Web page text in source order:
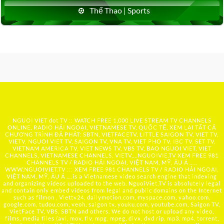
Thể Thao | Sports
NGUOI VIET dot TV :: WATCH FREE 1,000 LIVE STREAM TV CHANNELS
ONLINE, RADIO HẢI NGOẠI, VIETNAMESE TV, QUỐC TẾ, XEM LẠI TẤT CẢ
CHƯƠNG TRÌNH ĐÃ PHÁT: SBTN, VIETFACETV, LITTLE SAIGON TV, VIET TV,
VIETV, NGUOI VIET TV, SAIGON TV, VNA TV, VIET PHO TV, IBC TV, SET TV,
VIETNAM AMERICA TV, VIET NEWS TV, VBS TV, BAO NGUOI VIET, VIET
CHANNELS, VIETNAMESE CHANNELS, VIETV,... NGUOIVIE.TV XEM FREE 981
CHANNELS TV / RADIO HẢI NGOẠI, VIỆT NAM, MỸ, ÂU Á …..
WWW.NGUOIVIET.TV ::: XEM FREE 981 CHANNELS TV / RADIO HẢI NGOẠI,
VIỆT NAM, MỸ, ÂU Á ….is a Vietnamese video search engine that indexing
and organizing videos uploaded to the web. NguoiViet.TV is absolutely legal
and contain only embed videos from legal and public domains on the Internet
such as filmon , Viettv24, dailymotion.com, myspace.com, yahoo.com,
google.com, tudou.com, veoh, saigon tv, youku.com, youtube.com, Saigon TV,
VietFace TV, VBS, SBTN and others. We do not host or upload any video,
films, media files (avi, mov, flv, mpg, mpeg, divx, dvd rip, mp3, mp4, torrent,